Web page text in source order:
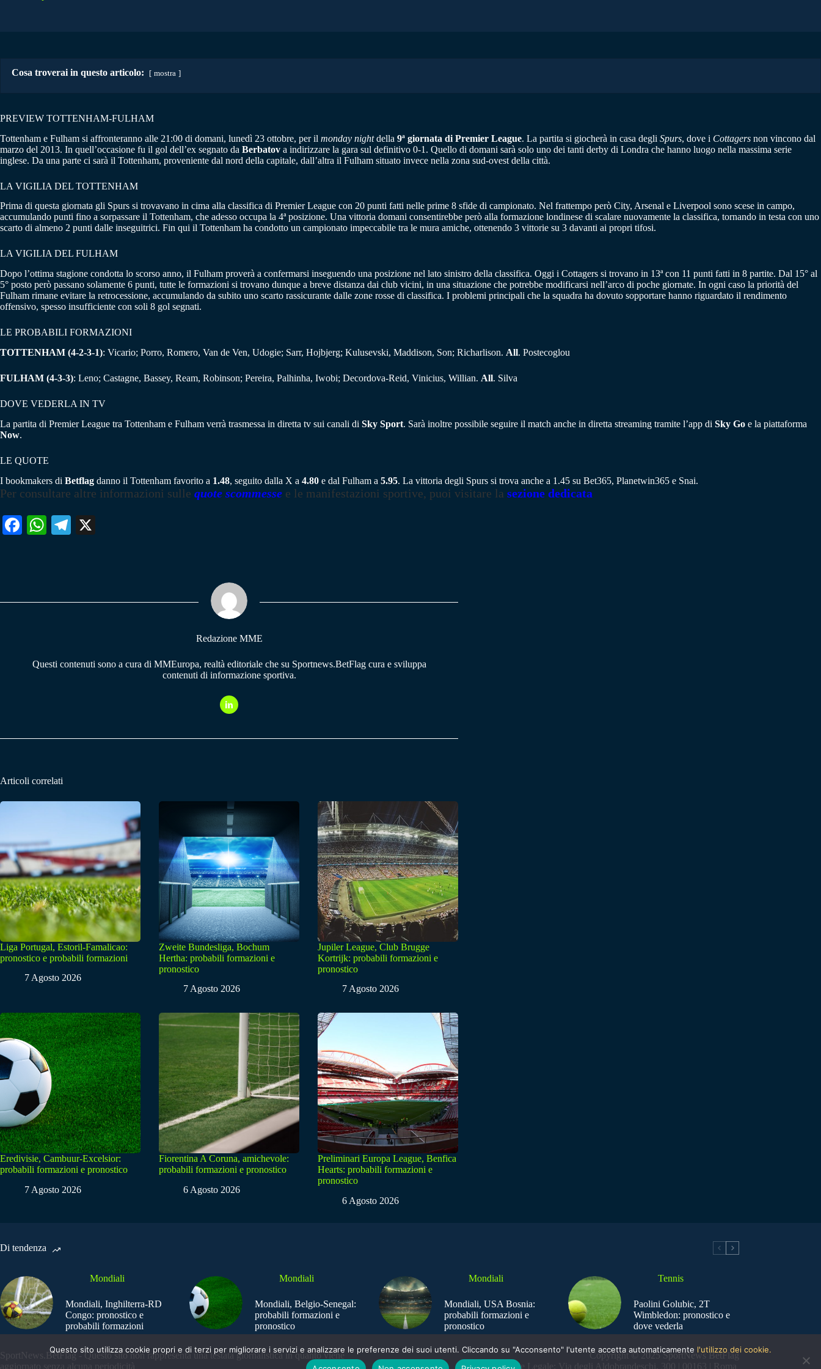
Cosa troverai in questo articolo: mostra
PREVIEW TOTTENHAM-FULHAM
Tottenham e Fulham si affronteranno alle 21:00 di domani, lunedì 23 ottobre, per il monday nightdella 9ª giornata di Premier League. La partita si giocherà in casa degli Spurs, dove i Cottagers non vincono dal
marzo del 2013. In quell’occasione fu il gol dell’ex segnato da Berbatov a indirizzare la gara sul definitivo 0-1. Quello di domani sarà solo uno dei tanti derby di Londra che hanno luogo nella massima serie
inglese. Da una parte ci sarà il Tottenham, proveniente dal nord della capitale, dall’altra il Fulham situato invece nella zona sud-ovest della città.
LA VIGILIA DEL TOTTENHAM
Prima di questa giornata gli Spurs si trovavano in cima alla classifica di Premier League con 20 punti fatti nelle prime 8 sfide di campionato. Nel frattempo però City, Arsenal e Liverpool sono scese in campo,
accumulando punti fino a sorpassare il Tottenham, che adesso occupa la 4ª posizione. Una vittoria domani consentirebbe però alla formazione londinese di scalare nuovamente la classifica, tornando in testa con uno
scarto di almeno 2 punti dalle inseguitrici. Fin qui il Tottenham ha condotto un campionato impeccabile tra le mura amiche, ottenendo 3 vittorie su 3 davanti ai propri tifosi.
LA VIGILIA DEL FULHAM
Dopo l’ottima stagione condotta lo scorso anno, il Fulham proverà a confermarsi inseguendo una posizione nel lato sinistro della classifica. Oggi i Cottagers si trovano in 13ª con 11 punti fatti in 8 partite. Dal 15° al
5° posto però passano solamente 6 punti, tutte le formazioni si trovano dunque a breve distanza dai club vicini, in una situazione che potrebbe modificarsi nell’arco di poche giornate. In ogni caso la priorità del
Fulham rimane evitare la retrocessione, accumulando da subito uno scarto rassicurante dalle zone rosse di classifica. I problemi principali che la squadra ha dovuto sopportare hanno riguardato il rendimento
offensivo, spesso insufficiente con soli 8 gol segnati.
LE PROBABILI FORMAZIONI
TOTTENHAM (4-2-3-1): Vicario; Porro, Romero, Van de Ven, Udogie; Sarr, Hojbjerg; Kulusevski, Maddison, Son; Richarlison. All. Postecoglou
FULHAM (4-3-3): Leno; Castagne, Bassey, Ream, Robinson; Pereira, Palhinha, Iwobi; Decordova-Reid, Vinicius, Willian. All. Silva
DOVE VEDERLA IN TV
La partita di Premier League tra Tottenham e Fulham verrà trasmessa in diretta tv sui canali di Sky Sport. Sarà inoltre possibile seguire il match anche in diretta streaming tramite l’app di Sky Go e la piattaforma
Now.
LE QUOTE
I bookmakers di Betflag danno il Tottenham favorito a 1.48, seguito dalla X a 4.80 e dal Fulham a 5.95. La vittoria degli Spurs si trova anche a 1.45 su Bet365, Planetwin365 e Snai.
Per consultare altre informazioni sulle quote scommesse e le manifestazioni sportive, puoi visitare la sezione dedicata
Fa W
pp
Te
m
Redazione MME
Questi contenuti sono a cura di MMEuropa, realtà editoriale che su Sportnews.BetFlag cura e sviluppa
contenuti di informazione sportiva.
Articoli correlati
Liga Portugal, Estoril-Famalicao:
pronostico e probabili formazioni
7 Agosto 2026
Zweite Bundesliga, Bochum
Hertha: probabili formazioni e
pronostico
7 Agosto 2026
Jupiler League, Club Brugge
Kortrijk: probabili formazioni e
pronostico
7 Agosto 2026
Eredivisie, Cambuur-Excelsior:
probabili formazioni e pronostico
7 Agosto 2026
Fiorentina A Coruna, amichevole:
probabili formazioni e pronostico
6 Agosto 2026
Preliminari Europa League, Benfica
Hearts: probabili formazioni e
pronostico
6 Agosto 2026
Di tendenza
Mondiali
Mondiali, Inghilterra-RD
Congo: pronostico e
probabili formazioni
Mondiali
Mondiali, Belgio-Senegal:
probabili formazioni e
pronostico
Mondiali
Mondiali, USA Bosnia:
probabili formazioni e
pronostico
Tennis
Paolini Golubic, 2T
Wimbledon: pronostico e
dove vederla
SportNews.BetFlag - Questo sito non rappresenta una testata giornalistica in quanto viene
aggiornato senza alcuna periodicità
Copyright © 2025 SportNews BetFlag
Sede Legale: Via degli Aldobrandeschi, 300 | 00163 | Roma
Questo sito utilizza cookie propri e di terzi per migliorare i servizi e analizzare le preferenze dei suoi utenti. Cliccando su "Acconsento" l'utente accetta automaticamente l'utilizzo dei cookie.